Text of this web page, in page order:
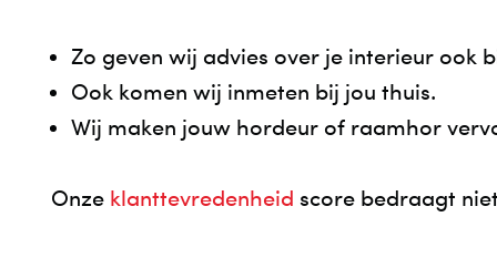
Zo geven wij advies over je interieur ook
Ook komen wij inmeten bij jou thuis.
Wij maken jouw hordeur of raamhor
Onze klanttevredenheid score bedraagt